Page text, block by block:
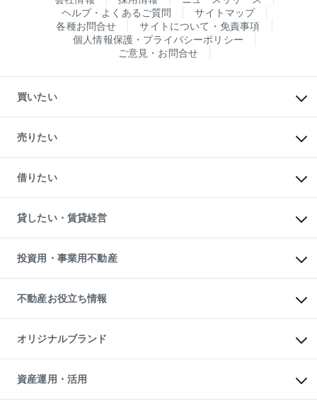
ヘルプ・よくあるご質問
サイトマップ
各種お問合せ
サイトについて・免責事項
個人情報保護・プライバシーポリシー
ご意見・お問合せ
買いたい
新築・分譲マンションの購入
中古マンションの購入
一戸建ての購入
中古一戸建ての購入
不動産購入の流れ
注目キーワード物件特集
購入ガイド
English 繁体中文簡体中文
売りたい
一戸建ての売却・査定
土地の売却・査定
スピードAI査定
不動産査定について
不動産売却の流れ
不動産買換えの流れ
売却ガイド
借りたい
オフィス・店舗の賃貸
借りるときの流れ
借りるガイド
貸したい・賃貸経営
マンション賃料データ
賃貸管理プラン
リロケーションについて
貸すガイド
投資用・事業用不動産
事業用不動産
マンション投資
投資用マンション
アパート経営
収益物件
ビル購入（ビル一棟）
投資用不動産の売却査定
事業用不動産の売却査定
不動産お役立ち情報
マンションライブラリー
人気マンションランキング
暮らしに役立つ不動産メディア
不動産相場・不動産価格情報
オリジナルブランド
一棟リノベーションマンション
L`GENTE（ルジェンテ）
区分リノベーションマンション
資産運用・活用